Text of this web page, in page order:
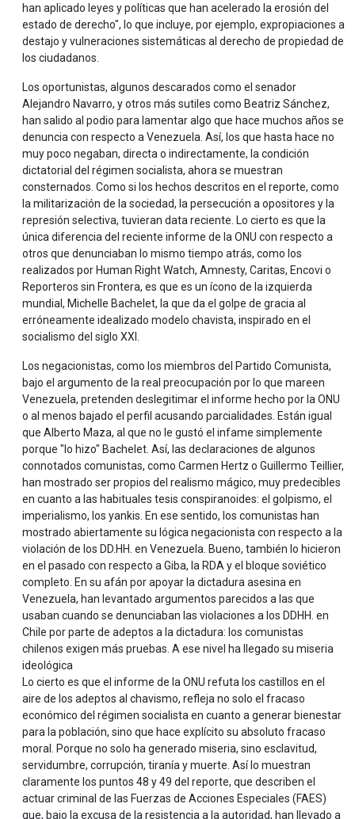
han aplicado leyes y políticas que han acelerado la erosión del
estado de derecho", lo que incluye, por ejemplo, expropiaciones a
destajo y vulneraciones sistemáticas al derecho de propiedad de
los ciudadanos.
Los oportunistas, algunos descarados como el senador
Alejandro Navarro, y otros más sutiles como Beatriz Sánchez,
han salido al podio para lamentar algo que hace muchos años se
denuncia con respecto a Venezuela. Así, los que hasta hace no
muy poco negaban, directa o indirectamente, la condición
dictatorial del régimen socialista, ahora se muestran
consternados. Como si los hechos descritos en el reporte, como
la militarización de la sociedad, la persecución a opositores y la
represión selectiva, tuvieran data reciente. Lo cierto es que la
única diferencia del reciente informe de la ONU con respecto a
otros que denunciaban lo mismo tiempo atrás, como los
realizados por Human Right Watch, Amnesty, Caritas, Encovi o
Reporteros sin Frontera, es que es un ícono de la izquierda
mundial, Michelle Bachelet, la que da el golpe de gracia al
erróneamente idealizado modelo chavista, inspirado en el
socialismo del siglo XXI.
Los negacionistas, como los miembros del Partido Comunista,
bajo el argumento de la real preocupación por lo que mareen
Venezuela, pretenden deslegitimar el informe hecho por la ONU
o al menos bajado el perfil acusando parcialidades. Están igual
que Alberto Maza, al que no le gustó el infame simplemente
porque "lo hizo" Bachelet. Así, las declaraciones de algunos
connotados comunistas, como Carmen Hertz o Guillermo Teillier,
han mostrado ser propios del realismo mágico, muy predecibles
en cuanto a las habituales tesis conspiranoides: el golpismo, el
imperialismo, los yankis. En ese sentido, los comunistas han
mostrado abiertamente su lógica negacionista con respecto a la
violación de los DD.HH. en Venezuela. Bueno, también lo hicieron
en el pasado con respecto a Giba, la RDA y el bloque soviético
completo. En su afán por apoyar la dictadura asesina en
Venezuela, han levantado argumentos parecidos a las que
usaban cuando se denunciaban las violaciones a los DDHH. en
Chile por parte de adeptos a la dictadura: los comunistas
chilenos exigen más pruebas. A ese nivel ha llegado su miseria
ideológica
Lo cierto es que el informe de la ONU refuta los castillos en el
aire de los adeptos al chavismo, refleja no solo el fracaso
económico del régimen socialista en cuanto a generar bienestar
para la población, sino que hace explícito su absoluto fracaso
moral. Porque no solo ha generado miseria, sino esclavitud,
servidumbre, corrupción, tiranía y muerte. Así lo muestran
claramente los puntos 48 y 49 del reporte, que describen el
actuar criminal de las Fuerzas de Acciones Especiales (FAES)
que, bajo la excusa de la resistencia a la autoridad, han llevado a